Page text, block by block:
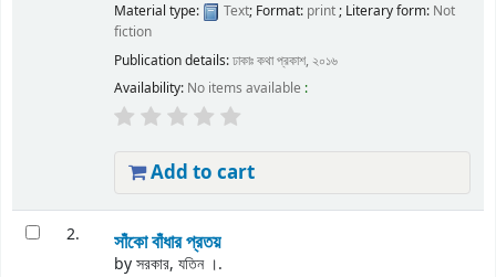
Material type: Text; Format: print; Literary form: Not
fiction
Publication details:ঢাকাঃকথা প্রকাশ, ২০১৬
Availability: No items available :
Add to cart
2. সাঁকো বাঁধার প্রতয়
byসরকার, যতিন ।.